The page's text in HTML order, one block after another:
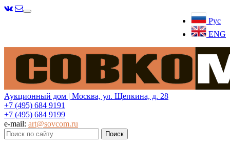
Рус
ENG
Меню
Аукционный дом | Москва, ул. Щепкина, д. 28
+7 (495) 684 9191
+7 (495) 684 9199
e-mail: art@sovcom.ru